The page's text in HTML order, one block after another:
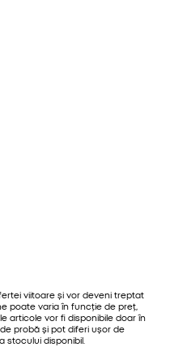
viitoare și vor deveni treptat
poate varia în funcție de preț,
articole vor fi disponibile doar în
probă și pot diferi ușor de
stocului disponibil.